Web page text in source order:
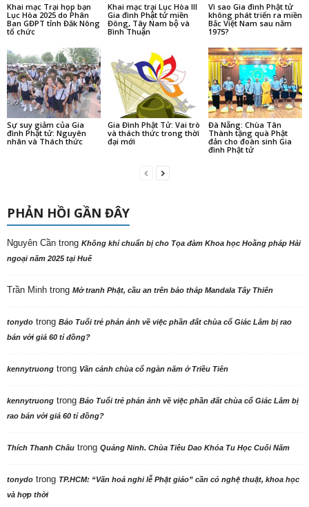
Khai mạc Trại họp bạn
Lục Hòa 2025 do Phân
Ban GĐPT tỉnh Đăk Nông
tổ chức
Khai mạc trại Lục Hòa III
Gia đình Phật tử miền
Đông, Tây Nam bộ và
Bình Thuận
Vì sao Gia đình Phật tử
không phát triển ra miền
Bắc Việt Nam sau năm
1975?
Sự suy giảm của Gia
đình Phật tử: Nguyên
nhân và Thách thức
Gia Đình Phật Tử: Vai trò
và thách thức trong thời
đại mới
Đà Nẵng: Chùa Tân
Thành tặng quà Phật
đản cho đoàn sinh Gia
đình Phật tử
PHẢN HỒI GẦN ĐÂY
Nguyên Cần trong Không khí chuẩn bị cho Tọa đàm Khoa học Hoằng pháp Hải
ngoại năm 2025 tại Huế
Trần Minh trong Mở tranh Phật, cầu an trên bảo tháp Mandala Tây Thiên
tonydo trong Báo Tuổi trẻ phản ảnh về việc phần đất chùa cổ Giác Lâm bị rao
bán với giá 60 tỉ đồng?
kennytruong trong Vãn cảnh chùa cổ ngàn năm ở Triều Tiên
kennytruong trong Báo Tuổi trẻ phản ảnh về việc phần đất chùa cổ Giác Lâm bị
rao bán với giá 60 tỉ đồng?
Thích Thanh Châu trong Quảng Ninh. Chùa Tiêu Dao Khóa Tu Học Cuối Năm
tonydo trong TP.HCM: “Văn hoá nghi lễ Phật giáo” cần có nghệ thuật, khoa học
và hợp thời